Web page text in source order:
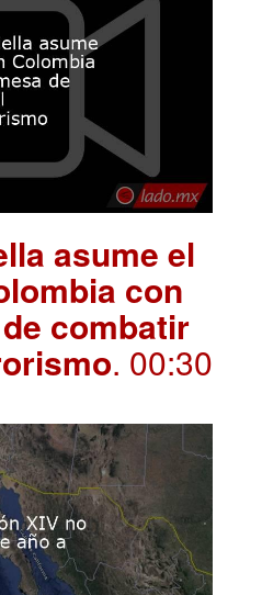
asume el
con
combatir
. 00:30